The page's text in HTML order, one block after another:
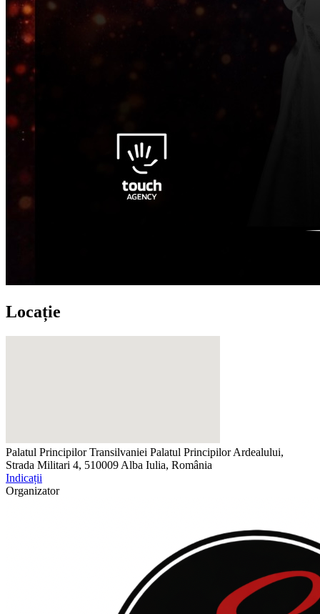
Locație
Palatul Principilor Transilvaniei Palatul Principilor Ardealului,
Strada Militari 4, 510009 Alba Iulia, România
Indicații
Organizator